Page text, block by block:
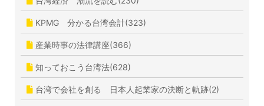
KPMG 分かる台湾会計(323)
産業時事の法律講座(366)
知っておこう台湾法(628)
台湾で会社を創る 日本人起業家の決断と軌跡(2)